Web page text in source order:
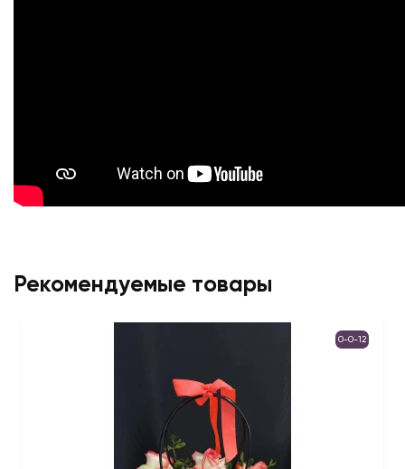
Рекомендуемые товары
0-0-12